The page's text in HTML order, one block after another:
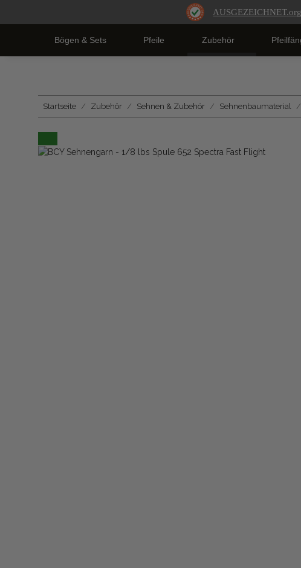
AUSGEZEICHNET.org
Bögen & Sets Pfeile Zubehör
Startseite Zubehör Sehnen & Zubehör Sehnenbaumaterial